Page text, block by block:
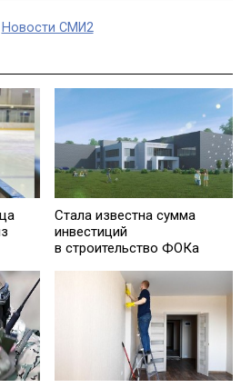
Новости СМИ2
Стала известна сумма
инвестиций
в строительство ФОКа